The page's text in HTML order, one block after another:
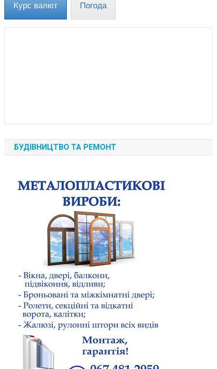
Курс валют Погода
БУДІВНИЦТВО ТА РЕМОНТ